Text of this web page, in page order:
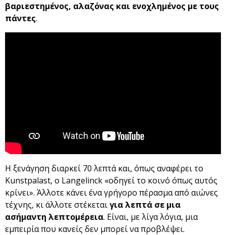
βαριεστημένος, αλαζόνας και ενοχλημένος με τους
πάντες.
Η ξενάγηση διαρκεί 70 λεπτά και, όπως αναφέρει το
Kunstpalast, ο Langelinck «οδηγεί το κοινό όπως αυτός
κρίνει». Άλλοτε κάνει ένα γρήγορο πέρασμα από αιώνες
τέχνης, κι άλλοτε στέκεταιγια λεπτά σε μια
ασήμαντη λεπτομέρεια. Είναι, με λίγα λόγια, μια
εμπειρία που κανείς δεν μπορεί να προβλέψει.